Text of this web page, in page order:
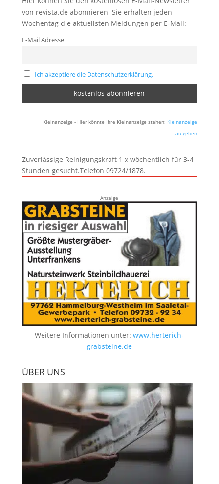
von revista.de abonnieren. Sie erhalten jeden
Wochentag die aktuellsten Meldungen per E-Mail:
E-Mail Adresse
Ich akzeptiere die Datenschutzerklärung.
Kleinanzeige - Hier könnte Ihre Kleinanzeige stehen: Kleinanzeige
aufgeben
Zuverlässige Reinigungskraft 1 x wöchentlich für 3-4
Stunden gesucht.Telefon 09724/1878.
Anzeige
Weitere Informationen unter:www.herterich-
grabsteine.de
ÜBER UNS